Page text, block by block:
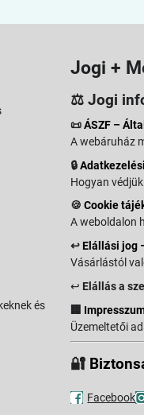
és
Jogi +
⚖️ Jogi
📜ÁSZF –
A webáruház
🔒
Hogyan
🍪Cookie
A weboldalon
↩️Elállási jog
Vásárlástól
↩️ Elállás a
Üzemeltetői
🔐
Facebook